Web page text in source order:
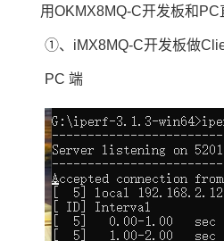
用OKMX8MQ-C开发板和
①、iMX8MQ-C开发板做
PC 端